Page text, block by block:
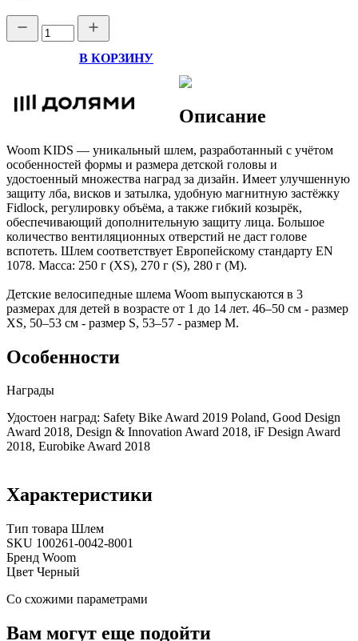
В КОРЗИНУ
Описание
Woom KIDS — уникальный шлем, разработанный с учётом
особенностей формы и размера детской головы и
удостоенный множества наград за дизайн. Имеет улучшенную
защиту лба, висков и затылка, удобную магнитную застёжку
Fidlock, регулировку объёма, а также гибкий козырёк,
обеспечивающий дополнительную защиту лица. Большое
количество вентиляционных отверстий не даст голове
вспотеть. Шлем соответствует Европейскому стандарту EN
1078. Масса: 250 г (XS), 270 г (S), 280 г (М).
Детские велосипедные шлема Woom выпускаются в 3
размерах для детей в возрасте от 1 до 14 лет. 46–50 см - размер
XS, 50–53 см - размер S, 53–57 - размер M.
Особенности
Награды
Удостоен наград: Safety Bike Award 2019 Poland, Good Design
Award 2018, Design & Innovation Award 2018, iF Design Award
2018, Eurobike Award 2018
Характеристики
Тип товара Шлем
SKU 100261-0042-8001
Бренд Woom
Цвет Черный
Cо схожими параметрами
Вам могут еще подойти